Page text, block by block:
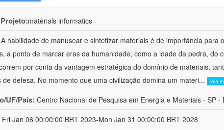
materials informatics
A habilidade de manusear e sintetizar materiais é de importância para
a ponto de marcar eras da humanidade, como a idade da pedra, do
por conta da vantagem estratégica do domínio de materiais,
de defesa. No momento que uma civilização domina um materi... leia
UF/País: Centro Nacional de Pesquisa em Energia e Materiais - SP -
Fri Jan 06 00:00:00 BRT 2023-Mon Jan 31 00:00:00 BRT 2028